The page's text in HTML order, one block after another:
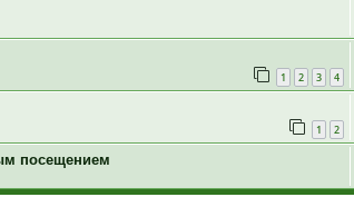
1 2 3 4
1 2
посещением